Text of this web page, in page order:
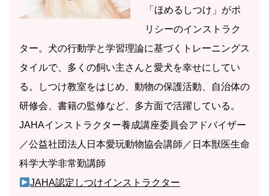
「ほめるしつけ」がポ
リシーのインストラク
ター。犬の行動学と学習理論に基づくトレーニングス
タイルで、多くの飼い主さんと愛犬を幸せにしてい
る。しつけ教室をはじめ、動物の保護活動、自治体の
研修会、書籍の監修など、多方面で活躍している。
JAHAインストラクター養成講座委員会アドバイザー
／公益社団法人日本愛玩動物協会講師／日本獣医生命
科学大学非常勤講師
JAHA認定しつけインストラクター